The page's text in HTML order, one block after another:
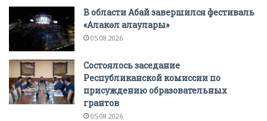
В области Абай завершился фестиваль
«Алакөл алаулары»
05.08.2026
Состоялось заседание
Республиканской комиссии по
присуждению образовательных
грантов
05.08.2026